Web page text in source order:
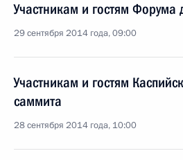
Участникам и гостям Форума
29 сентября 2014 года, 09:00
Участникам и гостям
саммита
28 сентября 2014 года, 10:00